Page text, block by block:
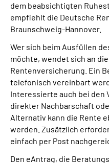
Leichte Sprache
Mein
dem beabsichtigten
empfiehlt die Deutsche
Braunschweig-Hannover.
Wer sich beim Ausfüllen
möchte, wendet sich an
Rentenversicherung. Ein
telefonisch vereinbart
Interessierte auch bei den
direkter Nachbarschaft
Alternativ kann die Rente
werden. Zusätzlich
einfach per Post
Den eAntrag, die